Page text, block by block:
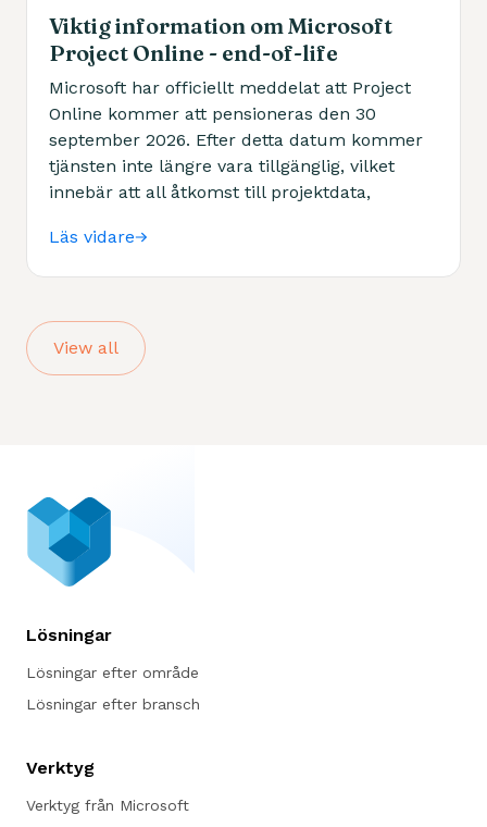
Viktig information om Microsoft
Project Online - end-of-life
Microsoft har officiellt meddelat att Project
Online kommer att pensioneras den 30
september 2026. Efter detta datum kommer
tjänsten inte längre vara tillgänglig, vilket
innebär att all åtkomst till projektdata,
Läs vidare
View all
Lösningar
Lösningar efter område
Lösningar efter bransch
Verktyg
Verktyg från Microsoft